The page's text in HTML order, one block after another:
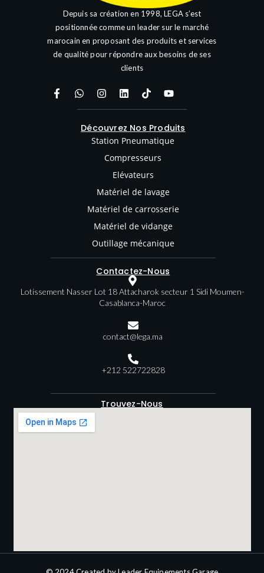
Depuis sa création en 1998, LEGA s’est
positionnée comme un leader sur le marché
marocain en proposant des produits et services
de qualité pour répondre aux besoins de ses
clients
Découvrez Nos Produits
Station Pneumatique
Compresseurs
Elévateurs
Matériel de lavage
Matériel de carrosserie
Matériel de vidange
Outillage mécanique
Contactez-Nous
Lotissement Nasser Lot 18 Attacharok secteur 1 Sidi Moumen-
Casablanca-Maroc
contact@lega.ma
+212 522722828
Trouvez-Nous